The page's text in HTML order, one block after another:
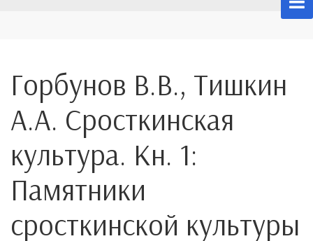
Горбунов В.В., Тишкин
А.А. Сросткинская
культура. Кн. 1:
Памятники
сросткинской культуры